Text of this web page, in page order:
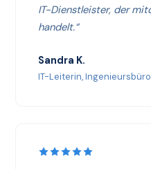
IT-Dienstleister, der
handelt.“
Sandra K.
IT-Leiterin, Ingenieursbüro